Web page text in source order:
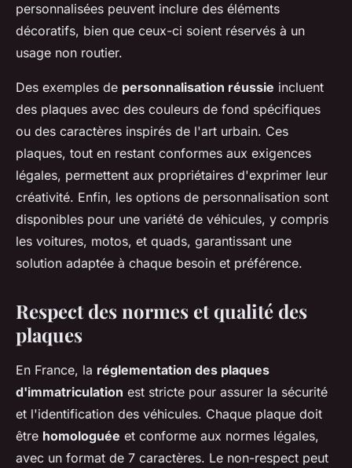
personnalisées peuvent inclure des éléments
décoratifs, bien que ceux-ci soient réservés à un
usage non routier.
Des exemples de personnalisation réussie incluent
des plaques avec des couleurs de fond spécifiques
ou des caractères inspirés de l'art urbain. Ces
plaques, tout en restant conformes aux exigences
légales, permettent aux propriétaires d'exprimer leur
créativité. Enfin, les options de personnalisation sont
disponibles pour une variété de véhicules, y compris
les voitures, motos, et quads, garantissant une
solution adaptée à chaque besoin et préférence.
Respect des normes et qualité des
plaques
En France, la réglementation des plaques
d'immatriculation est stricte pour assurer la sécurité
et l'identification des véhicules. Chaque plaque doit
être homologuée et conforme aux normes légales,
avec un format de 7 caractères. Le non-respect peut